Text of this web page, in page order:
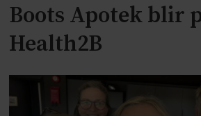
Boots Apotek blir
Health2B